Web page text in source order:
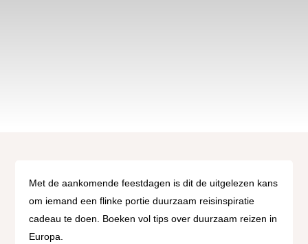
Met de aankomende feestdagen is dit de uitgelezen kans
om iemand een flinke portie duurzaam reisinspiratie
cadeau te doen. Boeken vol tips over duurzaam reizen in
Europa.